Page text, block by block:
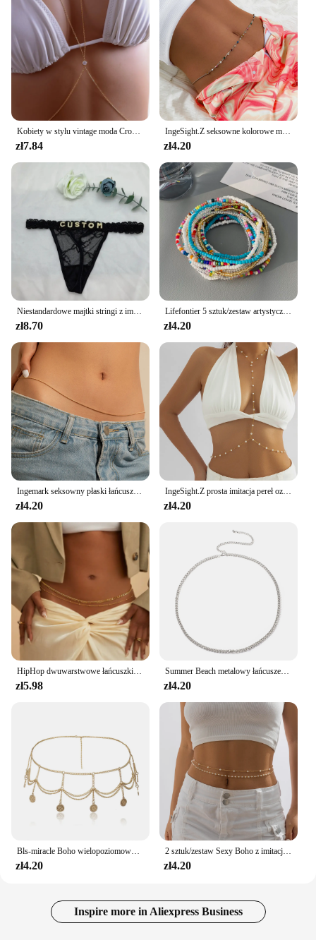
Kobiety w stylu vintage moda Crossover gwiazda uprząż Bikini ciało brzuch talia naszyjnik łańcuch biżuteria
zł7.84
IngeSight.Z seksowne kolorowe miedziane łańcuchy na brzuch do pasa Love serce Z kwiatkiem frsel Rhinestone kryształ kobiety biżuteria do ciała
zł4.20
Niestandardowe majtki stringi z imieniem DIY Rhinestone list stringi seksowna dostosowana bielizna stringi spersonalizowana biżuteria bikini prezent
zł8.70
Lifefontier 5 sztuk/zestaw artystyczne kolorowe ręcznie robione łańcuszki z koralikami dla kobiet nowa biżuteria na plażę
zł4.20
Ingemark seksowny płaski łańcuszek wężowy pas brzuszny dla kobiet letnie bikini na plażę prosty łańcuszek festiwal biżuteria akcesoria
zł4.20
IngeSight.Z prosta imitacja pereł ozdobiony paciorkami krzyż Bikini łańcuchy na klatkę piersiową kobiety Sexy lato plaża talia łańcuchy brzucha biżuteria do ciała
zł4.20
HipHop dwuwarstwowe łańcuszki na brzuch dla kobiet złoty kolor srebrny metalowe bikini na plażę talia łańcuszek biżuteria wszechstronne akcesoria
zł5.98
Summer Beach metalowy łańcuszek w talii łańcuszek na akcesoria dla kobiet seksowne Bikini biżuteria do ciała brzuch w talii łańcuchy pas biodrowy prezent
zł4.20
Bls-miracle Boho wielopoziomowy złoty kolor monety wisiorek łańcuch talii dla kobiet moda biżuteria pas ciało łańcuchy Party prezent biżuteria
zł4.20
2 sztuk/zestaw Sexy Boho z imitacją perły brzuch łańcuch dla kobiet letnie Bikini dwuwarstwowy pasek biżuteria do ciała akcesoria świąteczne
zł4.20
Inspire more in Aliexpress Business